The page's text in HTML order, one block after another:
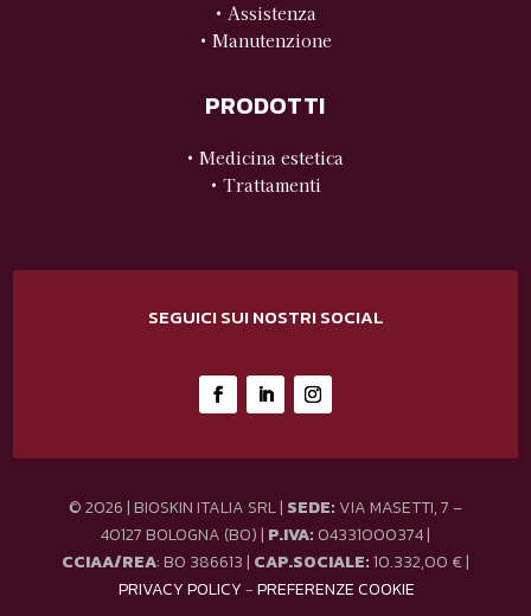
• Assistenza
• Manutenzione
PRODOTTI
• Medicina estetica
• Trattamenti
SEGUICI SUI NOSTRI SOCIAL
© 2026 | BIOSKIN ITALIA SRL | SEDE: VIA MASETTI, 7 –
40127 BOLOGNA (BO) | P.IVA: 04331000374 |
CCIAA/REA: BO 386613 | CAP.SOCIALE:10.332,00 € |
PRIVACY POLICY-PREFERENZE COOKIE